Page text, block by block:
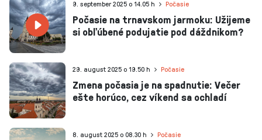
Počasie na trnavskom jarmoku: Užijeme
si obľúbené podujatie pod dáždnikom?
9. september 2025 o 14.05 h Počasie
Zmena počasia je na spadnutie: Večer
ešte horúco, cez víkend sa ochladí
29. august 2025 o 19.50 h Počasie
8. august 2025 o 08.30 h Počasie